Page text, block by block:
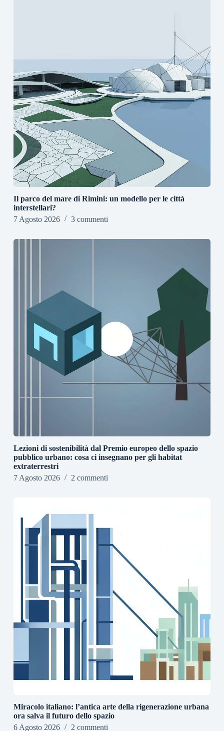
Il parco del mare di Rimini: un modello per le città
interstellari?
7 Agosto 2026
3 commenti
Lezioni di sostenibilità dal Premio europeo dello spazio
pubblico urbano: cosa ci insegnano per gli habitat
extraterrestri
7 Agosto 2026
2 commenti
Miracolo italiano: l’antica arte della rigenerazione urbana
ora salva il futuro dello spazio
6 Agosto 2026
2 commenti